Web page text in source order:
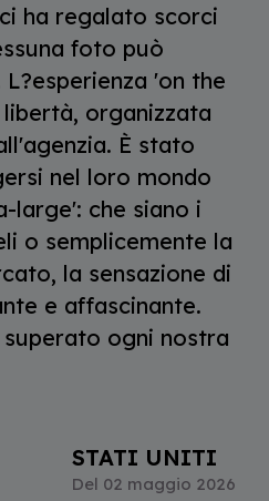
ha regalato scorci
foto può
'on the
organizzata
È stato
nel loro mondo
large': che siano i
o semplicemente la
la sensazione di
e affascinante.
ogni nostra
STATI UNITI
Del 02 maggio 2026